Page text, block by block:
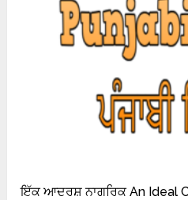
ਇੱਕ ਆਦਰਸ਼ ਨਾਗਰਿਕ An Ideal